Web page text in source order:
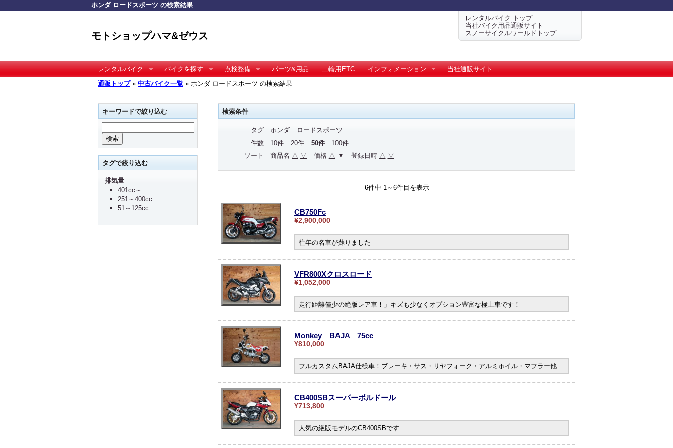
ホンダ ロードスポーツ の検索結果
モトショップハマ&ゼウス
レンタルバイク トップ
当社バイク用品通販サイト
スノーサイクルワールドトップ
レンタルバイク バイクを探す 点検整備 パーツ&用品 二輪用ETC インフォメーション
当社通販サイト
通販トップ» 中古バイク一覧 » ホンダ ロードスポーツ の検索結果
検索条件
タグ ホンダ
ロードスポーツ
件数
10件 20件 50件
100件
ソート
商品名 △ ▽ 価格 △ ▼ 登録日時 △ ▽
6件中 1～6件目を表示
CB750Fc
¥2,900,000
往年の名車が蘇りました
VFR800Xクロスロード
¥1,052,000
走行距離僅少の絶版レア車！」キズも少なくオプション豊富な極上車です！
Monkey BAJA 75cc
¥810,000
フルカスタムBAJA仕様車！ブレーキ・サス・リヤフォーク・アルミホイル・マフラー他
CB400SBスーパーボルドール
¥713,800
人気の絶版モデルのCB400SBです
キーワードで絞り込む
タグで絞り込む
排気量
401cc～
251～400cc
51～125cc